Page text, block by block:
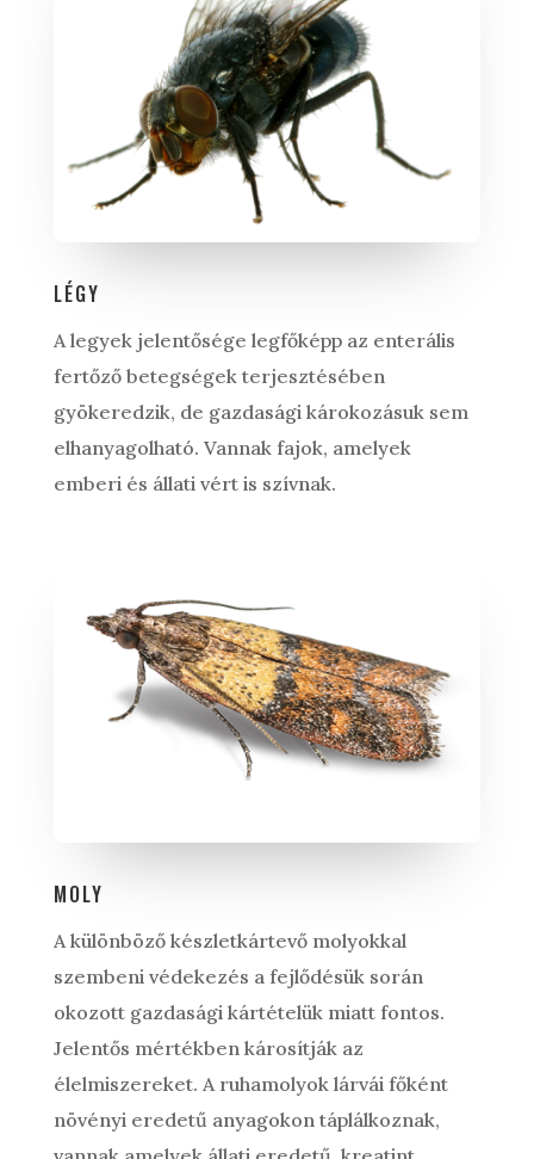
LÉGY
A legyek jelentősége legfőképp az enterális
fertőző betegségek terjesztésében
gyökeredzik, de gazdasági károkozásuk sem
elhanyagolható. Vannak fajok, amelyek
emberi és állati vért is szívnak.
MOLY
A különböző készletkártevő molyokkal
szembeni védekezés a fejlődésük során
okozott gazdasági kártételük miatt fontos.
Jelentős mértékben károsítják az
élelmiszereket. A ruhamolyok lárvái főként
növényi eredetű anyagokon táplálkoznak,